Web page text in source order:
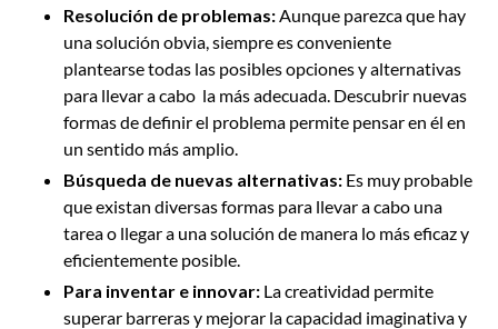
Resolución de problemas:Aunque parezca que hay
una solución obvia, siempre es conveniente
plantearse todas las posibles opciones y alternativas
para llevar a cabo la más adecuada. Descubrir nuevas
formas de definir el problema permite pensar en él en
un sentido más amplio.
Búsqueda de nuevas alternativas: Es muy probable
que existan diversas formas para llevar a cabo una
tarea o llegar a una solución de manera lo más eficaz y
eficientemente posible.
Para inventar e innovar: La creatividad permite
superar barreras y mejorar la capacidad imaginativa y